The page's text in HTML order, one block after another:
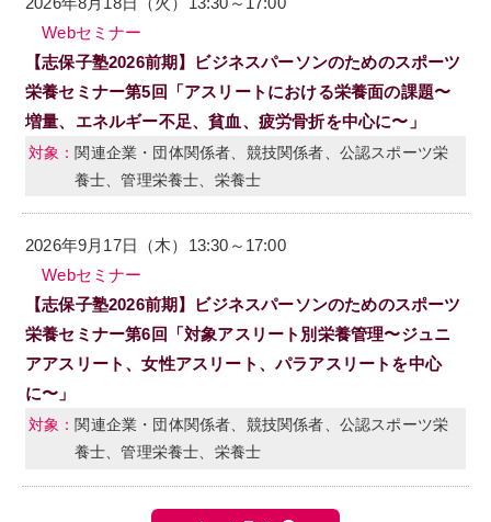
Webセミナー
【志保子塾2026前期】ビジネスパーソンのためのスポーツ
栄養セミナー第5回「アスリートにおける栄養面の課題〜
増量、エネルギー不足、貧血、疲労骨折を中心に〜」
関連企業・団体関係者、競技関係者、公認スポーツ栄
養士、管理栄養士、栄養士
2026年9月17日（木）13:30～17:00
Webセミナー
【志保子塾2026前期】ビジネスパーソンのためのスポーツ
栄養セミナー第6回「対象アスリート別栄養管理〜ジュニ
アアスリート、女性アスリート、パラアスリートを中心
に〜」
関連企業・団体関係者、競技関係者、公認スポーツ栄
養士、管理栄養士、栄養士